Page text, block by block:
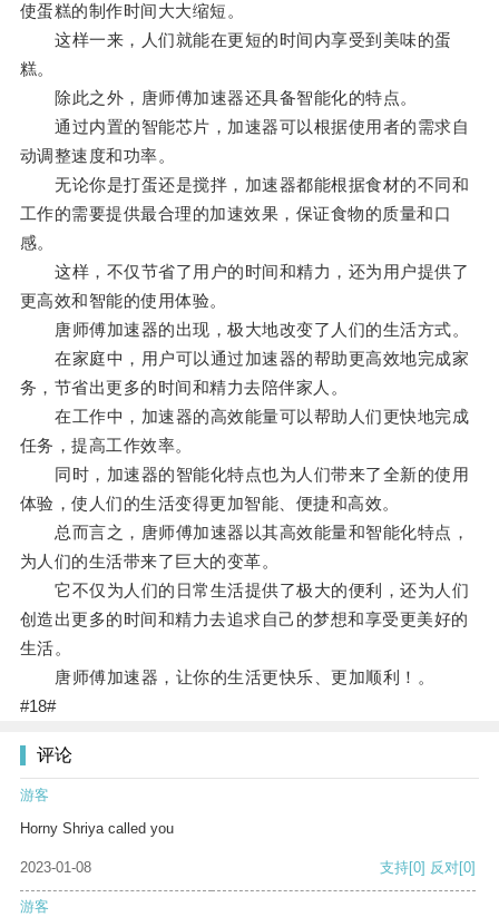
使蛋糕的制作时间大大缩短。
这样一来，人们就能在更短的时间内享受到美味的蛋
糕。
除此之外，唐师傅加速器还具备智能化的特点。
通过内置的智能芯片，加速器可以根据使用者的需求自
动调整速度和功率。
无论你是打蛋还是搅拌，加速器都能根据食材的不同和
工作的需要提供最合理的加速效果，保证食物的质量和口
感。
这样，不仅节省了用户的时间和精力，还为用户提供了
更高效和智能的使用体验。
唐师傅加速器的出现，极大地改变了人们的生活方式。
在家庭中，用户可以通过加速器的帮助更高效地完成家
务，节省出更多的时间和精力去陪伴家人。
在工作中，加速器的高效能量可以帮助人们更快地完成
任务，提高工作效率。
同时，加速器的智能化特点也为人们带来了全新的使用
体验，使人们的生活变得更加智能、便捷和高效。
总而言之，唐师傅加速器以其高效能量和智能化特点，
为人们的生活带来了巨大的变革。
它不仅为人们的日常生活提供了极大的便利，还为人们
创造出更多的时间和精力去追求自己的梦想和享受更美好的
生活。
唐师傅加速器，让你的生活更快乐、更加顺利！。
#18#
评论
游客
Horny Shriya called you
2023-01-08 支持[0] 反对[0]
游客